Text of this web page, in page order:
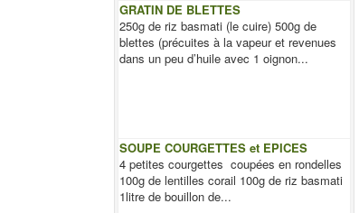
GRATIN DE BLETTES
250g de riz basmati (le cuire) 500g de
blettes (précuites à la vapeur et revenues
dans un peu d’huile avec 1 oignon...
SOUPE COURGETTES et EPICES
4 petites courgettes coupées en rondelles
100g de lentilles corail 100g de riz basmati
1litre de bouillon de...